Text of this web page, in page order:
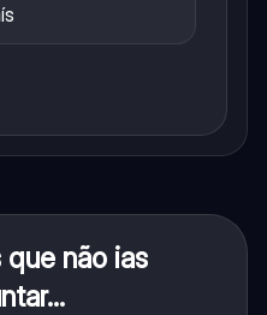
que não ias